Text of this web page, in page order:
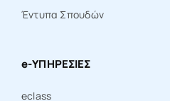
Έντυπα Σπουδών
e-ΥΠΗΡΕΣΙΕΣ
eclass